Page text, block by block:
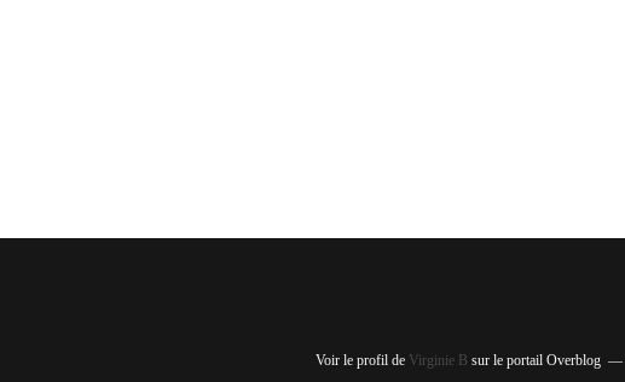
Voir le profil de Virginie B sur le portail Overblog